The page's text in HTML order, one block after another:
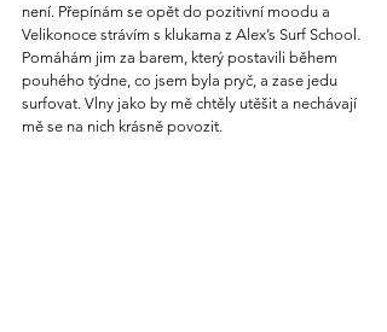
není. Přepínám se opět do pozitivní moodu a
Velikonoce strávím s klukama z Alex’s Surf School.
Pomáhám jim za barem, který postavili během
pouhého týdne, co jsem byla pryč, a zase jedu
surfovat. Vlny jako by mě chtěly utěšit a nechávají
mě se na nich krásně povozit.